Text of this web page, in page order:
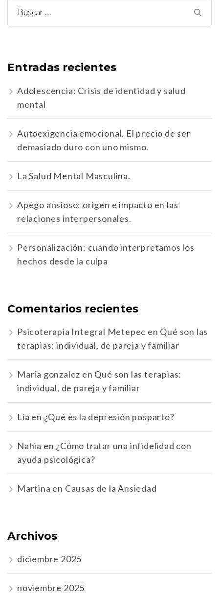
Buscar:
Entradas recientes
Adolescencia: Crisis de identidad y salud
mental
Autoexigencia emocional. El precio de ser
demasiado duro con uno mismo.
La Salud Mental Masculina.
Apego ansioso: origen e impacto en las
relaciones interpersonales.
Personalización: cuando interpretamos los
hechos desde la culpa
Comentarios recientes
Psicoterapia Integral Metepec en Qué son las
terapias: individual, de pareja y familiar
María gonzalez en Qué son las terapias:
individual, de pareja y familiar
Lía en ¿Qué es la depresión posparto?
Nahia en ¿Cómo tratar una infidelidad con
ayuda psicológica?
Martina en Causas de la Ansiedad
Archivos
diciembre 2025
noviembre 2025